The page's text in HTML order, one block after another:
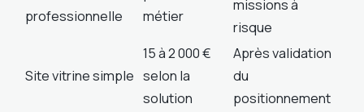
professionnelle
métier
missions à
risque
Site vitrine simple
15 à 2 000 €
selon la
solution
Après validation
du
positionnement